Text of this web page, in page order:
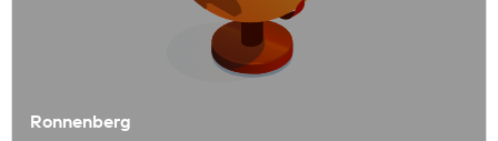
Ronnenberg